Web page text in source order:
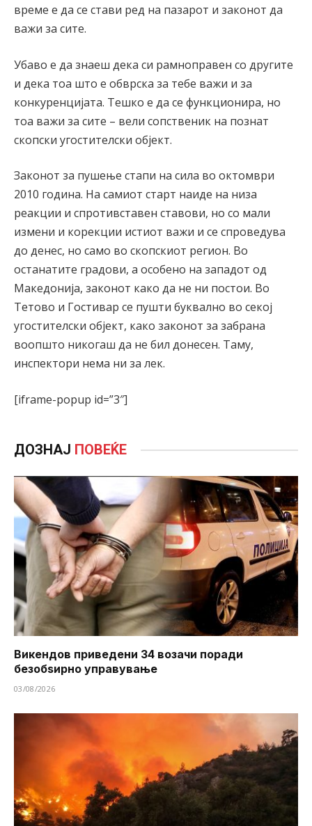
време е да се стави ред на пазарот и законот да
важи за сите.
Убаво е да знаеш дека си рамноправен со другите
и дека тоа што е обврска за тебе важи и за
конкуренцијата. Тешко е да се функционира, но
тоа важи за сите – вели сопственик на познат
скопски угостителски објект.
Законот за пушење стапи на сила во октомври
2010 година. На самиот старт наиде на низа
реакции и спротивставен ставови, но со мали
измени и корекции истиот важи и се спроведува
до денес, но само во скопскиот регион. Во
останатите градови, а особено на западот од
Македонија, законот како да не ни постои. Во
Тетово и Гостивар се пушти буквално во секој
угостителски објект, како законот за забрана
воопшто никогаш да не бил донесен. Таму,
инспектори нема ни за лек.
[iframe-popup id=”3″]
ДОЗНАЈ ПОВЕЌЕ
Викендов приведени 34 возачи поради
безобѕирно управување
03/08/2026